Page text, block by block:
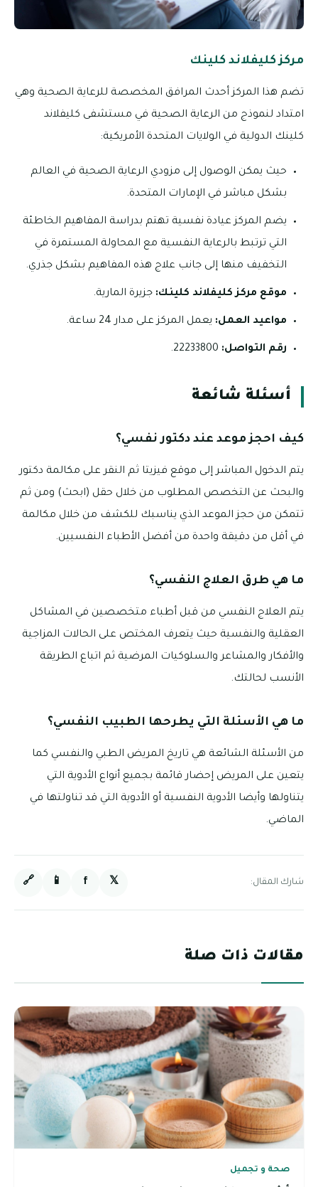
مركز كليفلاند كلينك
تضم هذا المركز أحدث المرافق المخصصة للرعاية الصحية وهي
امتداد لنموذج من الرعاية الصحية في مستشفى كليفلاند
كلينك الدولية في الولايات المتحدة الأمريكية:
حيث يمكن الوصول إلى مزودي الرعاية الصحية في العالم
بشكل مباشر في الإمارات المتحدة.
يضم المركز عيادة نفسية تهتم بدراسة المفاهيم الخاطئة
التي ترتبط بالرعاية النفسية مع المحاولة المستمرة في
التخفيف منها إلى جانب علاج هذه المفاهيم بشكل جذري.
موقع مركز كليفلاند كلينك: جزيرة المارية.
مواعيد العمل: يعمل المركز على مدار 24 ساعة.
رقم التواصل:
أسئلة شائعة
كيف احجز موعد عند دكتور نفسي؟
يتم الدخول المباشر إلى موقع فيزيتا ثم النقر على مكالمة دكتور
والبحث عن التخصص المطلوب من خلال حقل (ابحث) ومن ثم
تتمكن من حجز الموعد الذي يناسبك للكشف من خلال مكالمة
في أقل من دقيقة واحدة من أفضل الأطباء النفسيين.
ما هي طرق العلاج النفسي؟
يتم العلاج النفسي من قبل أطباء متخصصين في المشاكل
العقلية والنفسية حيث يتعرف المختص على الحالات المزاجية
والأفكار والمشاعر والسلوكيات المرضية ثم اتباع الطريقة
الأنسب لحالتك.
ما هي الأسئلة التي يطرحها الطبيب النفسي؟
من الأسئلة الشائعة هي تاريخ المريض الطبي والنفسي كما
يتعين على المريض إحضار قائمة بجميع أنواع الأدوية التي
يتناولها وأيضا الأدوية النفسية أو الأدوية التي قد تناولتها في
الماضي.
شارك المقال: 𝕏
f
📱
🔗
مقالات ذات صلة
صحة و تجميل